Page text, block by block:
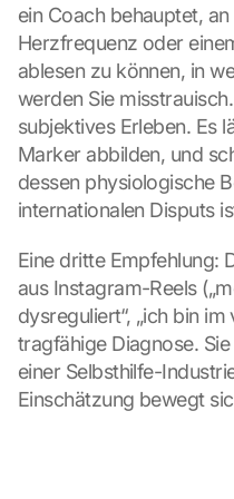
ein Coach behauptet,
Herzfrequenz oder
ablesen zu können, in
werden Sie
subjektives Erleben. Es
Marker abbilden, und
dessen physiologische
internationalen Disputs
Eine dritte Empfehlung:
aus Instagram-Reels
dysreguliert“, „ich bin
tragfähige Diagnose.
einer Selbsthilfe-
Einschätzung bewegt